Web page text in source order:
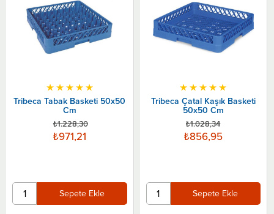
Tribeca Tabak Basketi 50x50
Cm
★★★★★
₺971,21
₺1.228,30
Sepete Ekle
Tribeca Çatal Kaşık Basketi
50x50 Cm
★★★★★
₺856,95
₺1.028,34
Sepete Ekle